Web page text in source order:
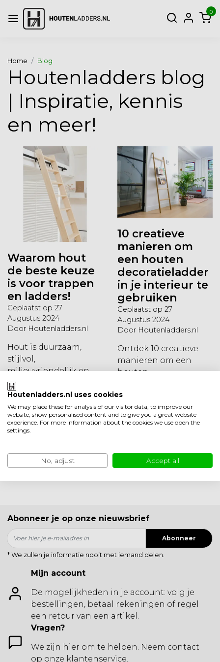
0
Home Blog
Houtenladders blog
| Inspiratie, kennis
en meer!
Waarom hout
de beste keuze
is voor trappen
en ladders!
Geplaatst op 27
Augustus 2024
Door Houtenladders.nl
Hout is duurzaam,
stijlvol,
milieuvriendelijk en
veilig. Kom erachter
waarom hout de beste
keuze is voor trappen
en ladders!
10 creatieve
manieren om
een houten
decoratieladder
in je interieur te
gebruiken
Geplaatst op 27
Augustus 2024
Door Houtenladders.nl
Ontdek 10 creatieve
manieren om een
houten
gebruiken voor zowel
functionele als
decoratieve
Artikel verder lezen »
Abonneer je op onze nieuwsbrief
Abonneer
* We zullen je informatie nooit met iemand delen.
Mijn account
De mogelijkheden in je account: volg je
bestellingen, betaal rekeningen of regel
een retour van een artikel.
Vragen?
We zijn hier om te helpen. Neem contact
op onze klantenservice.
Houtenladders.nl uses cookies
We may place these for analysis of our visitor data, to improve our
website, show personalised content and to give you a great website
experience. For more information about the cookies we use open the
settings.
No, adjust Accept all